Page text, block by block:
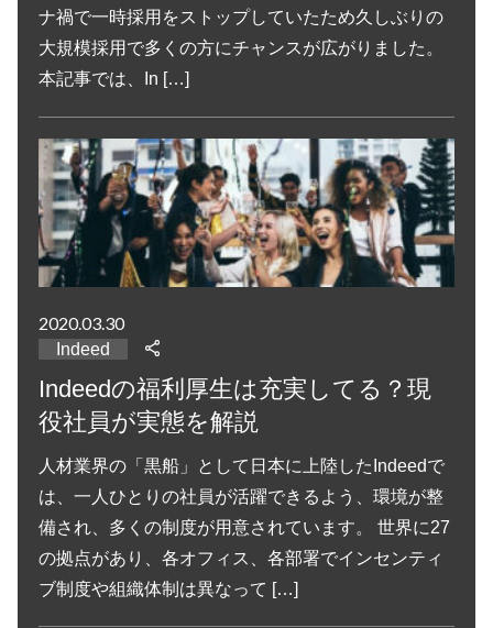
ナ禍で一時採用をストップしていたため久しぶりの
大規模採用で多くの方にチャンスが広がりました。
本記事では、In […]
2020.03.30
Indeed
Indeedの福利厚生は充実してる？現
役社員が実態を解説
人材業界の「黒船」として日本に上陸したIndeedで
は、一人ひとりの社員が活躍できるよう、環境が整
備され、多くの制度が用意されています。 世界に27
の拠点があり、各オフィス、各部署でインセンティ
ブ制度や組織体制は異なって […]